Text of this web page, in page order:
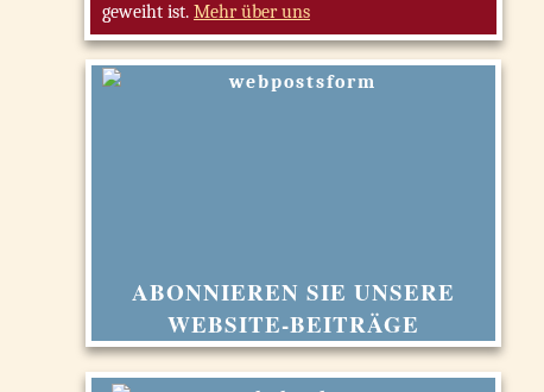
geweiht ist. Mehr über uns
ABONNIEREN SIE UNSERE
WEBSITE-BEITRÄGE